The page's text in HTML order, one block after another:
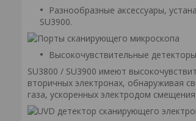
Разнообразные аксессуары,
SU3900.
Высокочувствительные
SU3800 / SU3900 имеют
вторичных электронах, обнаруживая
газа, ускоренных электродом смещения.